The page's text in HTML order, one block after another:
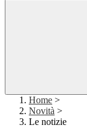
Home >
Novità >
Le notizie